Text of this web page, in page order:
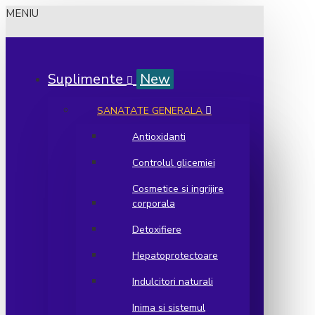
MENIU
Suplimente New
SANATATE GENERALA
Antioxidanti
Controlul glicemiei
Cosmetice si ingrijire
corporala
Detoxifiere
Hepatoprotectoare
Indulcitori naturali
Inima si sistemul